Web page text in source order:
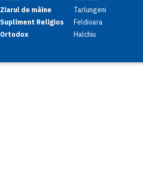
Ziarul de mâine
Supliment Religios
Ortodox
Tarlungeni
Feldioara
Halchiu